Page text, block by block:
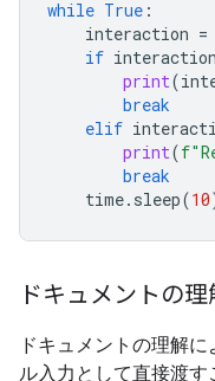
while True :
interaction =
if interaction
print(
break
elif
print(f
break
time. sleep(10
ドキュメントの理
ドキュメントの理解
ル入力として直接渡